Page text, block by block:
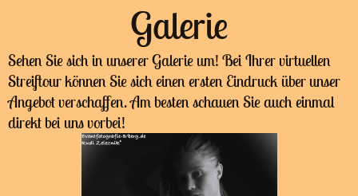
Galerie
Sehen Sie sich in unserer Galerie um! Bei Ihrer virtuellen
Streiftour können Sie sich einen ersten Eindruck über unser
Angebot verschaffen. Am besten schauen Sie auch einmal
direkt bei uns vorbei!